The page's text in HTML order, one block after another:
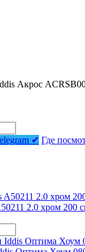
Акрос
✔ Где
2.0 хром 200